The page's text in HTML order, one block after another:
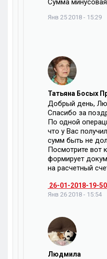
Сумма минусовая
Янв 25 2018 - 15:29
Татьяна Босых
Добрый день,
Спасибо за
По одной
что у Вас
сумм быть не
Посмотрите вот
формирует
на расчетный
26-01-2018-19-
Янв 26 2018 - 15:54
Людмила